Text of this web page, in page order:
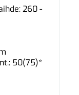
260 -
50(75)*